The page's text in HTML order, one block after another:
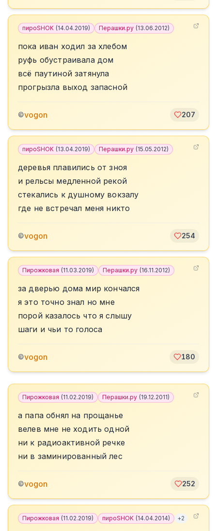
пироSHOK (14.04.2019) Перашки.ру (13.06.2012)
пока иван ходил за хлебом
руфь обустраивала дом
всё паутиной затянула
прогрызла выход запасной
©vogon 207
пироSHOK (13.04.2019) Перашки.ру (15.05.2012)
деревья плавились от зноя
и рельсы медленной рекой
стекались к душному вокзалу
где не встречал меня никто
©vogon 254
Пирожковая (11.03.2019) Перашки.ру (16.11.2012)
за дверью дома мир кончался
я это точно знал но мне
порой казалось что я слышу
шаги и чьи то голоса
©vogon 180
Пирожковая (11.02.2019) Перашки.ру (19.12.2011)
а папа обнял на прощанье
велев мне не ходить одной
ни к радиоактивной речке
ни в заминированный лес
©vogon 252
Пирожковая (11.02.2019) пироSHOK (14.04.2014) +2